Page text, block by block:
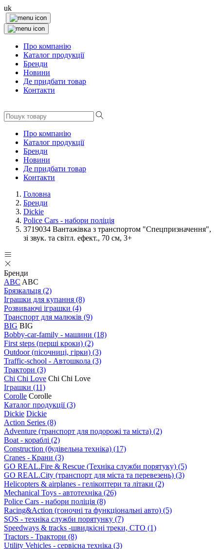
uk
Про компанію
Каталог продукції
Бренди
Новини
Де придбати товар
Контакти
Про компанію
Каталог продукції
Бренди
Новини
Де придбати товар
Контакти
Головна
Бренди
Dickie
Police Cars - набори поліція
3719034 Вантажівка з транспортом "Спецпризначення",
зі звук. та світл. ефект., 70 см, 3+
Бренди
ABC ABC
Брязкальця (2)
Іграшки для купання (8)
Розвиваючі іграшки (4)
Транспорт для малюків (9)
BIG BIG
Bobby-car-family - машини (18)
First steps (перші кроки) (2)
Outdoor (пісочниці, гірки) (3)
Traffic-school - Автошкола (3)
Трактори (3)
Chi Chi Love Chi Chi Love
Іграшки (11)
Corolle Corolle
Каталог продукції(3)
Dickie Dickie
Action Series (8)
Adventure (транспорт для подорожі та міста) (2)
Boat - кораблі (2)
Construction (будівельна техніка) (17)
Cranes - Крани (3)
GO REAL.Fire & Rescue (Техніка служби порятуку) (5)
GO REAL.City (транспорт для міста та перевезень) (3)
Helicopters & airplanes - гелікоптери та літаки (2)
Mechanical Toys - автотехніка (26)
Police Cars - набори поліція (8)
Racing&Action (гоночні та функціональні авто) (5)
SOS - техніка служби порятунку (7)
Speedways & tracks -швидкісні треки, СТО (1)
Tractors - Трактори (8)
Utility Vehicles - сервісна техніка (3)